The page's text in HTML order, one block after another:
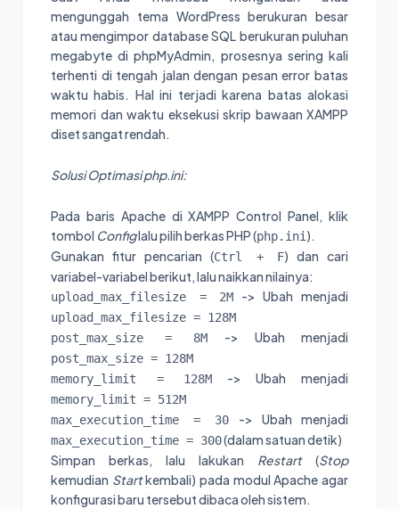
mengunggah tema WordPress berukuran besar
atau mengimpor database SQL berukuran puluhan
megabyte di phpMyAdmin, prosesnya sering kali
terhenti di tengah jalan dengan pesan error batas
waktu habis. Hal ini terjadi karena batas alokasi
memori dan waktu eksekusi skrip bawaan XAMPP
diset sangat rendah.
Solusi Optimasi php.ini:
Pada baris Apache di XAMPP Control Panel, klik
tombol Configlalu pilih berkas PHP (php.ini).
Gunakan fitur pencarian (Ctrl + F) dan cari
variabel-variabel berikut, lalu naikkan nilainya:
upload_max_filesize = 2M -> Ubah menjadi
upload_max_filesize = 128M
post_max_size = 8M -> Ubah menjadi
post_max_size = 128M
memory_limit = 128M -> Ubah menjadi
memory_limit = 512M
max_execution_time = 30 -> Ubah menjadi
max_execution_time = 300(dalam satuan detik)
Simpan berkas, lalu lakukan Restart(Stop
kemudian Startkembali) pada modul Apache agar
konfigurasi baru tersebut dibaca oleh sistem.